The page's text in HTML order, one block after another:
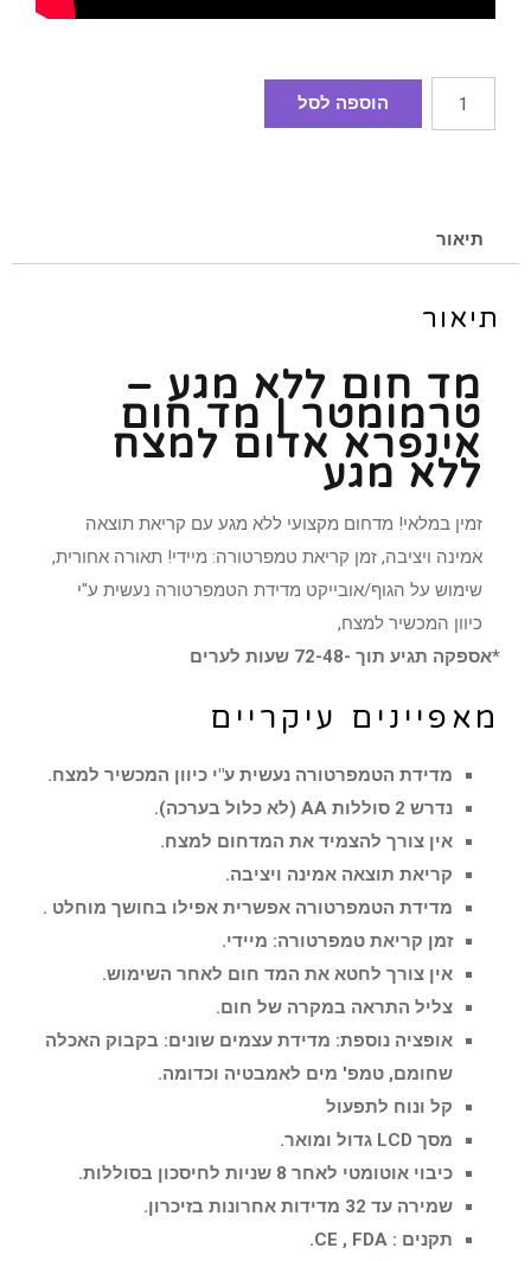
הוספה לסל
תיאור
תיאור
מד חום ללא מגע –
טרמומטר | מד חום
אינפרא אדום למצח
ללא מגע
זמין במלאי! מדחום מקצועי ללא מגע עם קריאת תוצאה
אמינה ויציבה, זמן קריאת טמפרטורה: מיידי! תאורה אחורית,
שימוש על הגוף/אובייקט מדידת הטמפרטורה נעשית ע"י
כיוון המכשיר למצח,
*אספקה תגיע תוך -72-48 שעות לערים
מאפיינים עיקריים
מדידת הטמפרטורה נעשית ע"י כיוון המכשיר למצח.
נדרש 2 סוללות AA (לא כלול בערכה).
אין צורך להצמיד את המדחום למצח.
קריאת תוצאה אמינה ויציבה.
מדידת הטמפרטורה אפשרית אפילו בחושך מוחלט .
זמן קריאת טמפרטורה: מיידי.
אין צורך לחטא את המד חום לאחר השימוש.
צליל התראה במקרה של חום.
אופציה נוספת: מדידת עצמים שונים: בקבוק האכלה
שחומם, טמפ' מים לאמבטיה וכדומה.
קל ונוח לתפעול
מסך LCD גדול ומואר.
כיבוי אוטומטי לאחר 8 שניות לחיסכון בסוללות.
שמירה עד 32 מדידות אחרונות בזיכרון.
תקנים : CE , FDA.